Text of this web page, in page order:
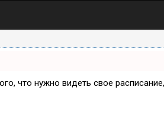
что нужно видеть свое